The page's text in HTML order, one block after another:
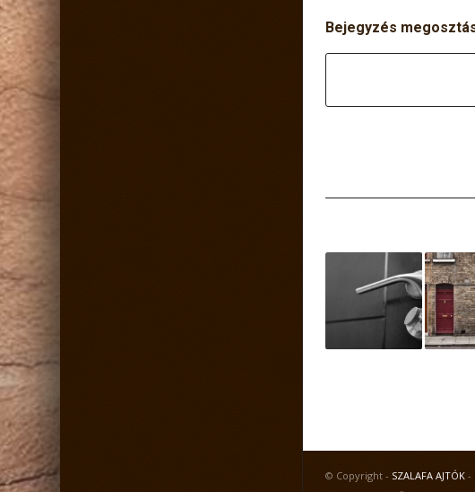
Bejegyzés
© Copyright - SZALAFA AJTÓK -